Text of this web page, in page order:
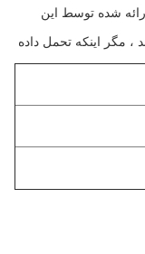
شده توسط این
مگر اینکه تحمل داده